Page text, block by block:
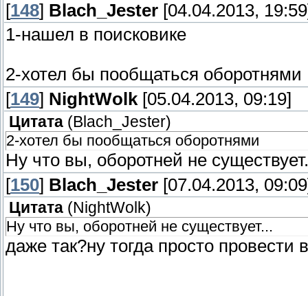
[148] Blach_Jester [04.04.2013,
1-нашел в поисковике
2-хотел бы пообщаться оборотнями
[149] NightWolk [05.04.2013, 09:19]
Цитата ( Blach_Jester)
2-хотел бы пообщаться оборотнями
Ну что вы, оборотней не
[150] Blach_Jester [07.04.2013,
Цитата (NightWolk)
Ну что вы, оборотней не существует...
даже так?ну тогда просто